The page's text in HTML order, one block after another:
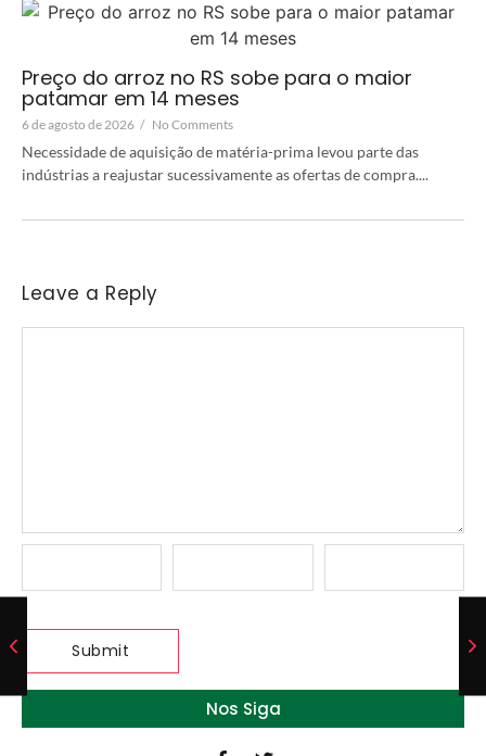
Preço do arroz no RS sobe para o maior
patamar em 14 meses
6 de agosto de 2026 / No Comments
Necessidade de aquisição de matéria-prima levou parte das
indústrias a reajustar sucessivamente as ofertas de compra....
Leave a Reply
Nos Siga